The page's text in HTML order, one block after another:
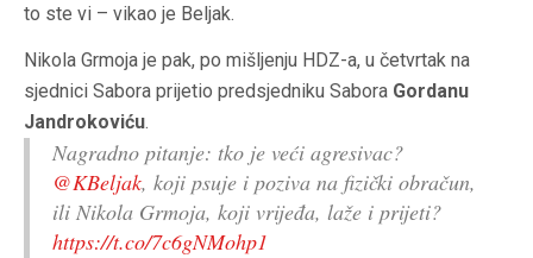
to ste vi – vikao je Beljak.
Nikola Grmoja je pak, po mišljenju HDZ-a, u četvrtak na
sjednici Sabora prijetio predsjedniku Sabora Gordanu
Jandrokoviću.
Nagradno pitanje: tko je veći agresivac?
@KBeljak, koji psuje i poziva na fizički obračun,
ili Nikola Grmoja, koji vrijeđa, laže i prijeti?
https://t.co/7c6gNMohp1